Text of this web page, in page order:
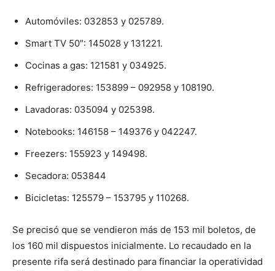
Automóviles: 032853 y 025789.
Smart TV 50″: 145028 y 131221.
Cocinas a gas: 121581 y 034925.
Refrigeradores: 153899 – 092958 y 108190.
Lavadoras: 035094 y 025398.
Notebooks: 146158 – 149376 y 042247.
Freezers: 155923 y 149498.
Secadora: 053844
Bicicletas: 125579 – 153795 y 110268.
Se precisó que se vendieron más de 153 mil boletos, de
los 160 mil dispuestos inicialmente. Lo recaudado en la
presente rifa será destinado para financiar la operatividad